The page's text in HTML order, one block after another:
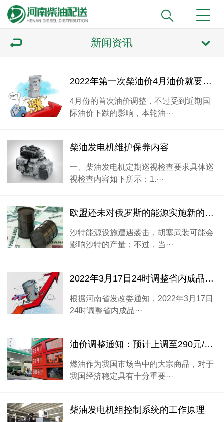
新闻资讯
2022年第一次柴油价4月油价就要大跌0.5元
4月份的首次油价调整，不过受到近期国
际油价下跌的影响，本轮油···
柴油发电机维护保养内容
一、柴油发电机定期巡视检查要求具体巡
视检查内容如下所示：1.···
欧盟还未对俄罗斯的能源实施新的制裁国际油价
沙特能源设施遭遇袭击，胡塞武装可能会
影响沙特的产量；不过，当···
2022年3月17日24时调整省内成品河南郑州油柴油价
根据河南省发改委通知，2022年3月17日
24时调整省内成品···
油价调整通知：预计上调至290元/吨，零售价大涨将至9元时代
燃油作为我国市场当中的大宗商品，对于
我国经济稳定具有十分重要···
柴油发电机组控制系统的工作原理